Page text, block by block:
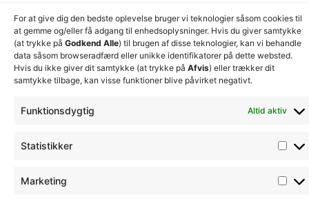
For at give dig den bedste oplevelse bruger vi teknologier såsom cookies til
at gemme og/eller få adgang til enhedsoplysninger. Hvis du giver samtykke
(at trykke på Godkend Alle) til brugen af disse teknologier, kan vi behandle
data såsom browseradfærd eller unikke identifikatorer på dette websted.
Hvis du ikke giver dit samtykke (at trykke på Afvis) eller trækker dit
samtykke tilbage, kan visse funktioner blive påvirket negativt.
Funktionsdygtig Altid aktiv
Statistikker
Marketing
© Tesla Owners